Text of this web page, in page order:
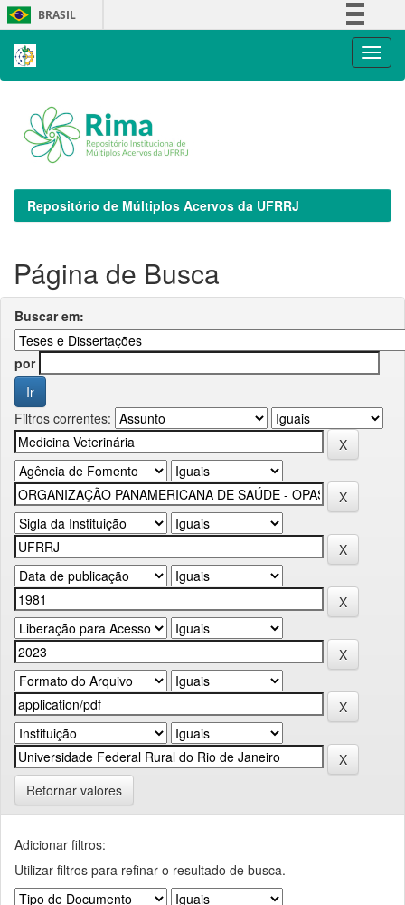
Skip
navigation
BRASIL
Repositório de Múltiplos Acervos da UFRRJ
Página de Busca
Buscar em:
por
Filtros correntes:
Retornar valores
Adicionar filtros:
Utilizar filtros para refinar o resultado de busca.